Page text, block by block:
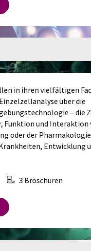
in ihren vielfältigen
über die
– die
Funktion und Interaktion
oder der
Entwicklung
3 Broschüren